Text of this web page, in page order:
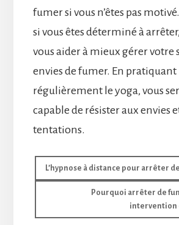
fumer si vous n’êtes pas
si vous êtes déterminé à
vous aider à mieux gérer votre
envies de fumer. En pratiquant
régulièrement le yoga, vous
capable de résister aux envies
tentations.
L’hypnose à distance pour arrêter
Pourquoi arrêter de
intervention